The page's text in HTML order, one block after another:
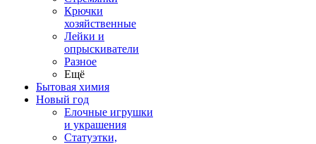
Крючки
хозяйственные
Лейки и
опрыскиватели
Разное
Ещё
Бытовая химия
Новый год
Елочные игрушки
и украшения
Статуэтки,